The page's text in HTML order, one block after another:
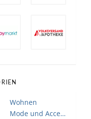
Wohnen
Mode und Accessoires